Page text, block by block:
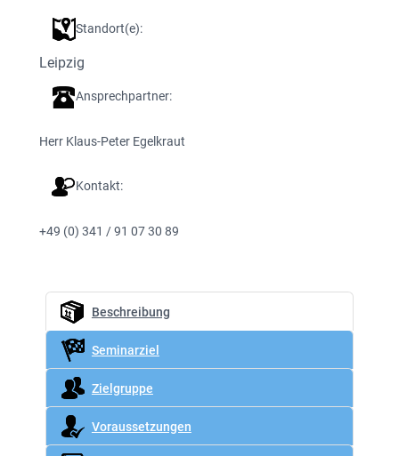
Standort(e):
Leipzig
Ansprechpartner:
Herr Klaus-Peter Egelkraut
Kontakt:
+49 (0) 341 / 91 07 30 89
Beschreibung
Seminarziel
Zielgruppe
Voraussetzungen